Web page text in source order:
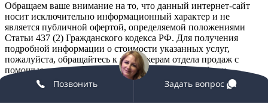
Обращаем ваше внимание на то, что данный интернет-сайт
носит исключительно информационный характер и не
является публичной офертой, определяемой положениями
Статьи 437 (2) Гражданского кодекса РФ. Для получения
подробной информации о стоимости указанных услуг,
пожалуйста, обращайтесь к менеджерам отдела продаж с
помощью специальной формы связи или по телефону
+7(499)346-86-51Позвонить Задать вопрос